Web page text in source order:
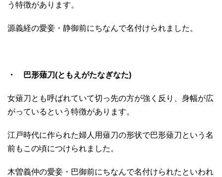
う特徴があります。
源義経の愛妾・静御前にちなんで名付けられました。
・ 巴形薙刀(ともえがたなぎなた)
女薙刀とも呼ばれていて切っ先の方が強く反り、身幅が広
がっているという特徴があります。
江戸時代に作られた婦人用薙刀の形状で巴形薙刀という名
前もこの頃につけられました。
木曽義仲の愛妾・巴御前にちなんで名付けられたといわれ